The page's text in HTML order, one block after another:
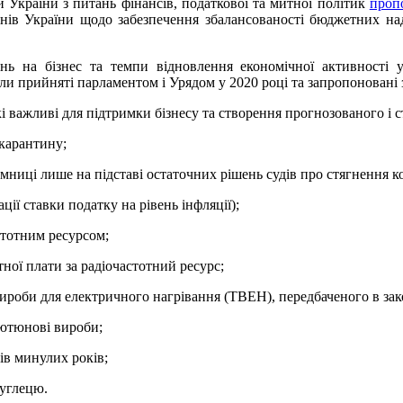
з питань фінансів, податкової та митної політик
України щодо забезпечення збалансованості бюджетних
на бізнес та темпи відновлення економічної
прийняті парламентом і Урядом у 2020 році та
для підтримки бізнесу та створення прогнозованого і
лише на підставі остаточних рішень судів про стягнення
ставки податку на рівень інфляції);
ресурсом;
плати за радіочастотний ресурс;
для електричного нагрівання (ТВЕН), передбаченого в
вироби;
минулих років;